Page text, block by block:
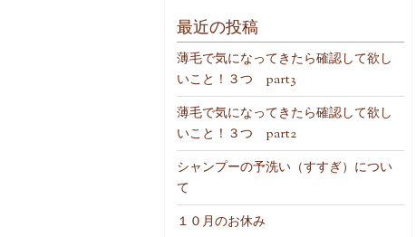
最近の投稿
薄毛で気になってきたら確認して欲し
いこと！３つ part3
薄毛で気になってきたら確認して欲し
いこと！３つ part2
シャンプーの予洗い（すすぎ）につい
て
１０月のお休み